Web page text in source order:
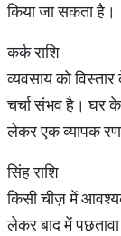
किया जा सकता है।
कर्क राशि
व्यवसाय को
चर्चा संभव है। घर के
लेकर एक व्यापक
सिंह राशि
किसी चीज़ में
लेकर बाद में